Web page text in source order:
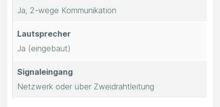
Ja, 2-wege Kommunikation
Lautsprecher
Ja (eingebaut)
Signaleingang
Netzwerk oder über Zweidrahtleitung
a
k
t